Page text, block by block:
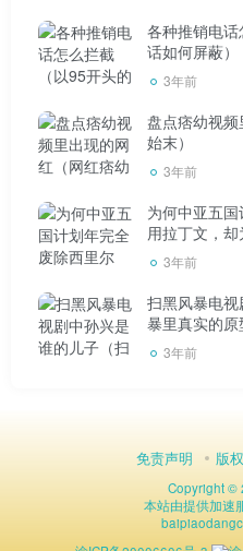
括Reno5 Pro+和Reno5 Pro
像功能和设计都是一流的，
上会有所不同，当然价格也
求群体。比如超大号的
3999。请注意。
OPPO有趣的功能设计一
点像即时通讯软件中的“摇
具体操作有两个。一个
各种推销电
话如何屏蔽）
3年前
盘点痞幼视
始末）
3年前
为何中亚五
用拉丁文，
3年前
扫黑风暴电
暴里真实的原
3年前
免责声明 版
Copyright ©
本站由提供加速